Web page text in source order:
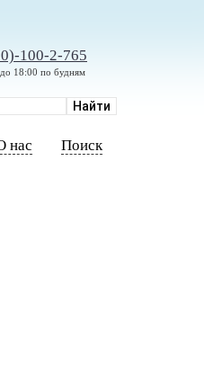
100-2-765
18:00 по будням
нас Поиск